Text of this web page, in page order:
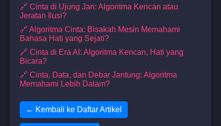
🔗 Cinta di Ujung Jari: Algoritma Kencan atau
Jeratan Ilusi?
🔗 Algoritma Cinta: Bisakah Mesin Memahami
Bahasa Hati yang Sejati?
🔗 Cinta di Era AI: Algoritma Kencan, Hati yang
Bicara?
🔗 Cinta, Data, dan Debar Jantung: Algoritma
Memahami Lebih Dalam?
← Kembali ke Daftar Artikel